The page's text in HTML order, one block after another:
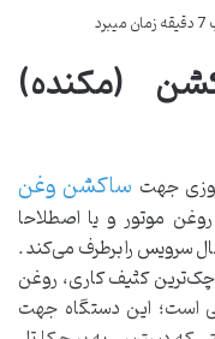
(مکنده)
جهت ساکشن وغن
موتور و یا اصطلاحا
سرویس را برطرف می‌کند .
کثیف کاری، روغن
است؛ این دستگاه جهت